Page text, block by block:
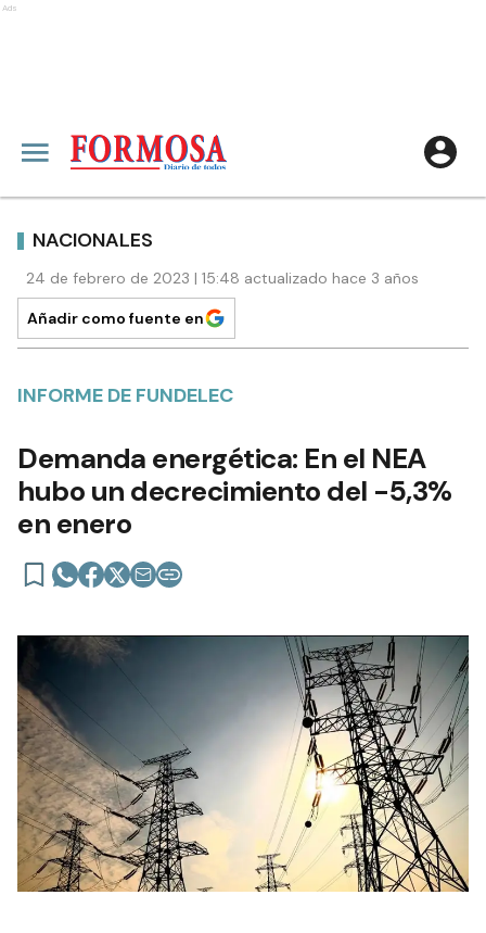
Ads
NACIONALES
24 de febrero de 2023 | 15:48 actualizado hace 3 años
Añadir como fuente en
INFORME DE FUNDELEC
Demanda energética: En el NEA
hubo un decrecimiento del -5,3%
en enero